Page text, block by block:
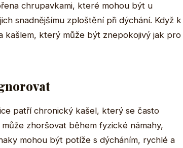
chrupavkami, které mohou být u
snadnějšímu zploštění při dýchání. Když k
kašlem, který může být znepokojivý jak pro
patří chronický kašel, který se často
zhoršovat během fyzické námahy,
mohou být potíže s dýcháním, rychlé a